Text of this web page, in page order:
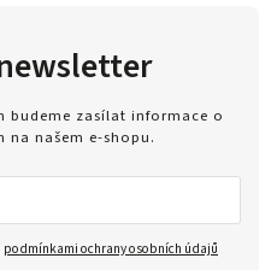
budeme zasílat informace o
na našem e-shopu.
podmínkami ochrany osobních údajů